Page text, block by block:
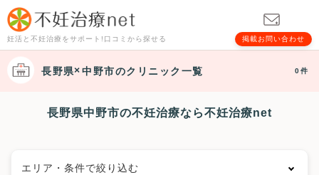
妊活と不妊治療をサポート!口コミから探せる 掲載お問い合わせ
長野県 中野市のクリニック一覧 0件
長野県中野市の不妊治療なら不妊治療net
エリア・条件で絞り込む